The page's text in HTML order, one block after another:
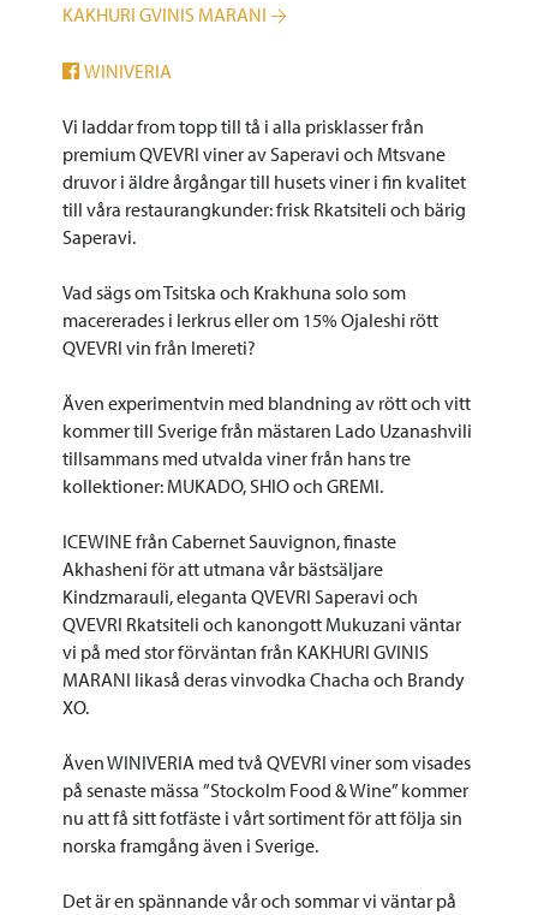
KAKHURI GVINIS MARANI
WINIVERIA
Vi laddar from topp till tå i alla prisklasser från
premium QVEVRI viner av Saperavi och Mtsvane
druvor i äldre årgångar till husets viner i fin kvalitet
till våra restaurangkunder: frisk Rkatsiteli och bärig
Saperavi.
Vad sägs om Tsitska och Krakhuna solo som
macererades i lerkrus eller om 15% Ojaleshi rött
QVEVRI vin från Imereti?
Även experimentvin med blandning av rött och vitt
kommer till Sverige från mästaren Lado Uzanashvili
tillsammans med utvalda viner från hans tre
kollektioner: MUKADO, SHIO och GREMI.
ICEWINE från Cabernet Sauvignon, finaste
Akhasheni för att utmana vår bästsäljare
Kindzmarauli, eleganta QVEVRI Saperavi och
QVEVRI Rkatsiteli och kanongott Mukuzani väntar
vi på med stor förväntan från KAKHURI GVINIS
MARANI likaså deras vinvodka Chacha och Brandy
XO.
Även WINIVERIA med två QVEVRI viner som visades
på senaste mässa ”Stockolm Food & Wine” kommer
nu att få sitt fotfäste i vårt sortiment för att följa sin
norska framgång även i Sverige.
Det är en spännande vår och sommar vi väntar på